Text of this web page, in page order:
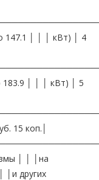
147.1 │ │ │ кВт) │ 4
183.9 │ │ │ кВт) │ 5
15 коп.│
│ │ │на
│и других